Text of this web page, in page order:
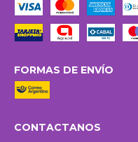
FORMAS DE ENVÍO
CONTACTANOS